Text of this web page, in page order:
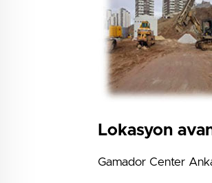
Lokasyon
Gamador Center